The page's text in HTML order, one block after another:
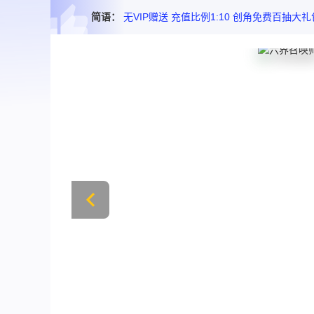
简语： 无VIP赠送 充值比例1:10 创角免费百抽大礼